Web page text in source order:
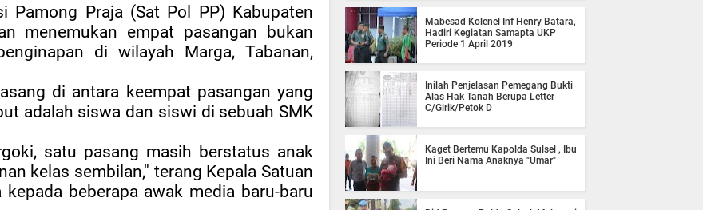
Pamong Praja (Sat Pol PP) Kabupaten
menemukan empat pasangan bukan
di wilayah Marga, Tabanan,
di antara keempat pasangan yang
adalah siswa dan siswi di sebuah SMK
satu pasang masih berstatus anak
kelas sembilan," terang Kepala Satuan
beberapa awak media baru-baru
Mabesad Kolenel Inf Henry Batara,
Hadiri Kegiatan Samapta UKP
Periode 1 April 2019
Inilah Penjelasan Pemegang Bukti
Alas Hak Tanah Berupa Letter
C/Girik/Petok D
Kaget Bertemu Kapolda Sulsel , Ibu
Ini Beri Nama Anaknya "Umar"